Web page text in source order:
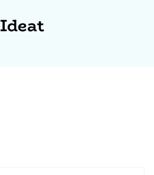
Ideat